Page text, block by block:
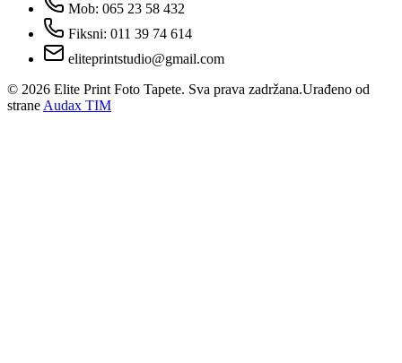
Mob: 065 23 58 432
Fiksni: 011 39 74 614
eliteprintstudio@gmail.com
© 2026 Elite Print Foto Tapete. Sva prava zadržana.Urađeno od
strane Audax TIM